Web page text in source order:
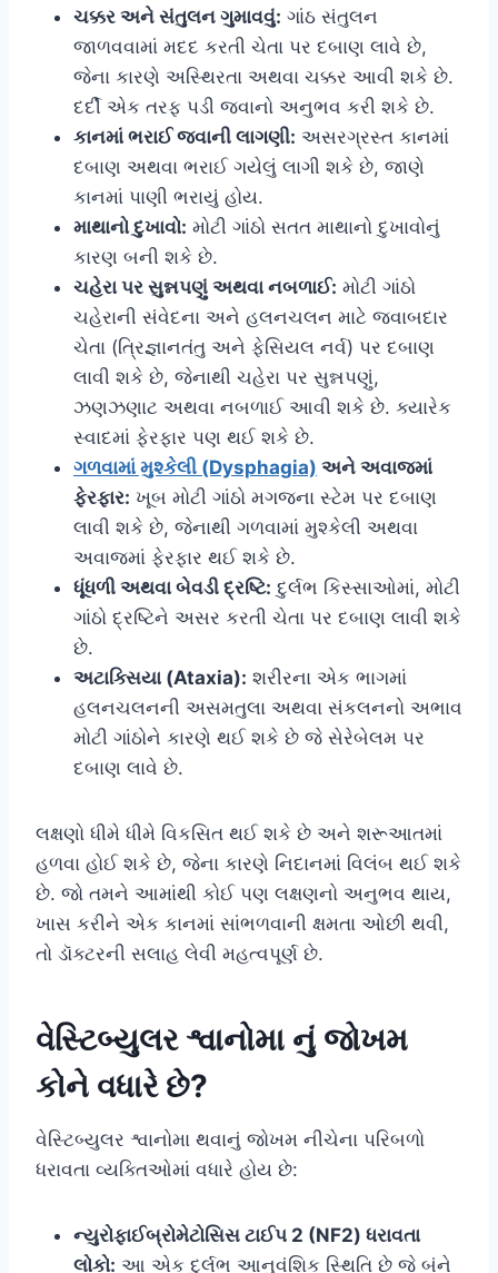
ચક્કર અને સંતુલન ગુમાવવું: ગાંઠ સંતુલન
જાળવવામાં મદદ કરતી ચેતા પર દબાણ લાવે છે,
જેના કારણે અસ્થિરતા અથવા ચક્કર આવી શકે છે.
દર્દી એક તરફ પડી જવાનો અનુભવ કરી શકે છે.
કાનમાં ભરાઈ જવાની લાગણી: અસરગ્રસ્ત કાનમાં
દબાણ અથવા ભરાઈ ગયેલું લાગી શકે છે, જાણે
કાનમાં પાણી ભરાયું હોય.
માથાનો દુખાવો: મોટી ગાંઠો સતત માથાનો દુખાવોનું
કારણ બની શકે છે.
ચહેરા પર સુન્નપણું અથવા નબળાઈ: મોટી ગાંઠો
ચહેરાની સંવેદના અને હલનચલન માટે જવાબદાર
ચેતા (ત્રિજ્ઞાનતંતુ અને ફેસિયલ નર્વ) પર દબાણ
લાવી શકે છે, જેનાથી ચહેરા પર સુન્નપણું,
ઝણઝણાટ અથવા નબળાઈ આવી શકે છે. ક્યારેક
સ્વાદમાં ફેરફાર પણ થઈ શકે છે.
ગળવામાં મુશ્કેલી (Dysphagia) અને અવાજમાં
ફેરફાર: ખૂબ મોટી ગાંઠો મગજના સ્ટેમ પર દબાણ
લાવી શકે છે, જેનાથી ગળવામાં મુશ્કેલી અથવા
અવાજમાં ફેરફાર થઈ શકે છે.
ધૂંધળી અથવા બેવડી દ્રષ્ટિ: દુર્લભ કિસ્સાઓમાં, મોટી
ગાંઠો દ્રષ્ટિને અસર કરતી ચેતા પર દબાણ લાવી શકે
છે.
અટાક્સિયા (Ataxia): શરીરના એક ભાગમાં
હલનચલનની અસમતુલા અથવા સંકલનનો અભાવ
મોટી ગાંઠોને કારણે થઈ શકે છે જે સેરેબેલમ પર
દબાણ લાવે છે.
લક્ષણો ધીમે ધીમે વિકસિત થઈ શકે છે અને શરૂઆતમાં
હળવા હોઈ શકે છે, જેના કારણે નિદાનમાં વિલંબ થઈ શકે
છે. જો તમને આમાંથી કોઈ પણ લક્ષણનો અનુભવ થાય,
ખાસ કરીને એક કાનમાં સાંભળવાની ક્ષમતા ઓછી થવી,
તો ડૉક્ટરની સલાહ લેવી મહત્વપૂર્ણ છે.
વેસ્ટિબ્યુલર શ્વાનોમા નું જોખમ
કોને વધારે છે?
વેસ્ટિબ્યુલર શ્વાનોમા થવાનું જોખમ નીચેના પરિબળો
ધરાવતા વ્યક્તિઓમાં વધારે હોય છે:
ન્યુરોફાઈબ્રોમેટોસિસ ટાઈપ 2 (NF2) ધરાવતા
લોકો: આ એક દુર્લભ આનુવંશિક સ્થિતિ છે જે બંને